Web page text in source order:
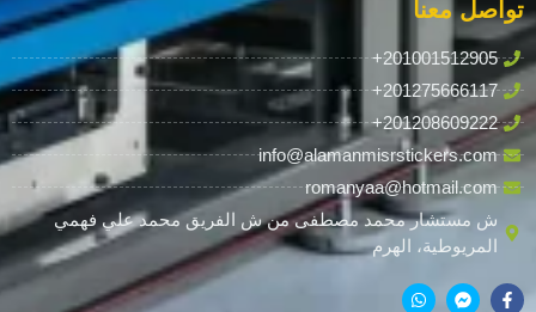
تواصل معنا
+201001512905
+201275666117
+201208609222
info@alamanmisrstickers.com
romanyaa@hotmail.com
ش مستشار محمد مصطفى من ش الفريق محمد علي فهمي
المريوطية، الهرم